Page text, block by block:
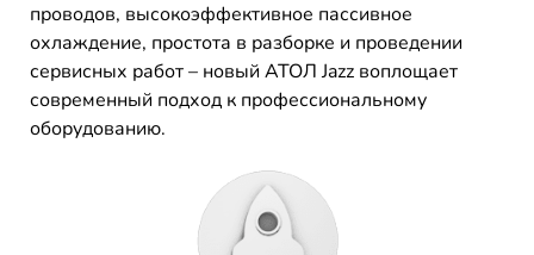
проводов, высокоэффективное пассивное
охлаждение, простота в разборке и проведении
сервисных работ – новый АТОЛ Jazz воплощает
современный подход к профессиональному
оборудованию.